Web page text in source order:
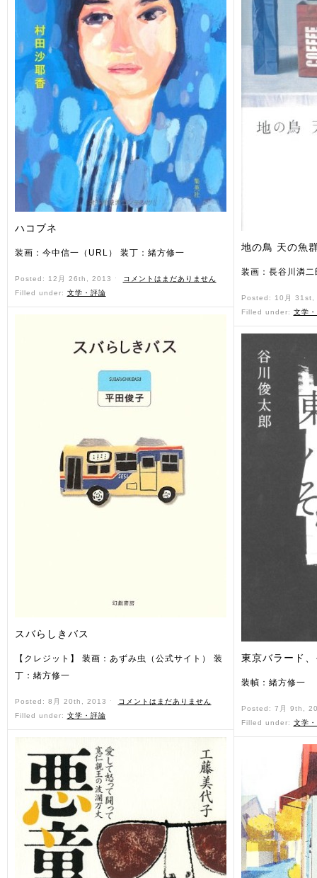
ハコブネ
装画：今中信一（URL） 装丁：緒方修一
Posted: 12月 26th, 2013 ˑ
コメントはまだありません
Filled under: 文学・評論
スバらしきバス
【クレジット】 装画：あずみ虫（公式サイト） 装
丁：緒方修一
Posted: 8月 20th, 2013 ˑ
コメントはまだありません
Filled under: 文学・評論
地の鳥 天の魚
装画：長谷川潾
Posted: 10月
Filled under: 文学
東京バラード
装幀：緒方修一
Posted: 7月 9th,
Filled under: 文学